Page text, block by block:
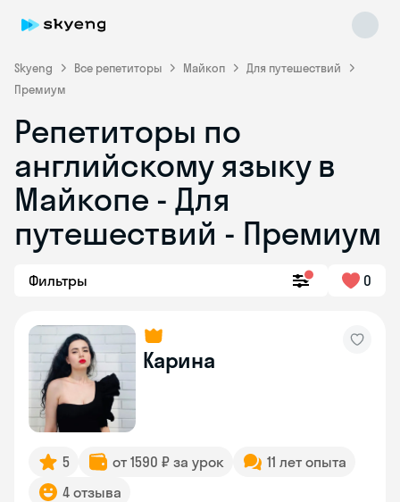
Skyeng Все репетиторы Майкоп
Для путешествий
Премиум
Репетиторы по
английскому языку в
Майкопе - Для
путешествий - Премиум
Фильтры 0
Карина
5 от 1590 ₽ за урок
11 лет опыта
4 отзыва
Skyeng Chat